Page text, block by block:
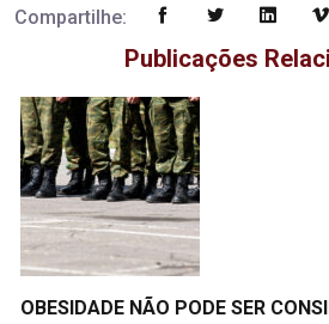
Compartilhe:
Publicações
OBESIDADE NÃO PODE SER